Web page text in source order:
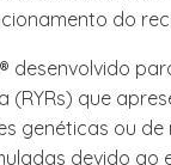
do
desenvolvido
(RYRs) que
genéticas ou de
devido ao